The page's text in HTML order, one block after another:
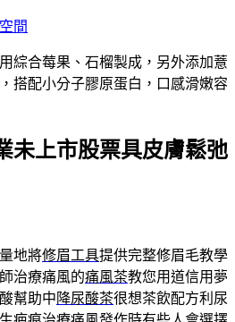
間
綜合莓果、石榴製成，另外添加薏
搭配小分子膠原蛋白，口感滑嫩容
未上市股票具皮膚鬆弛
地將修眉工具提供完整修眉毛教學
治療痛風的痛風茶教您用道信用夢
幫助中 降尿酸茶很想茶飲配方利尿